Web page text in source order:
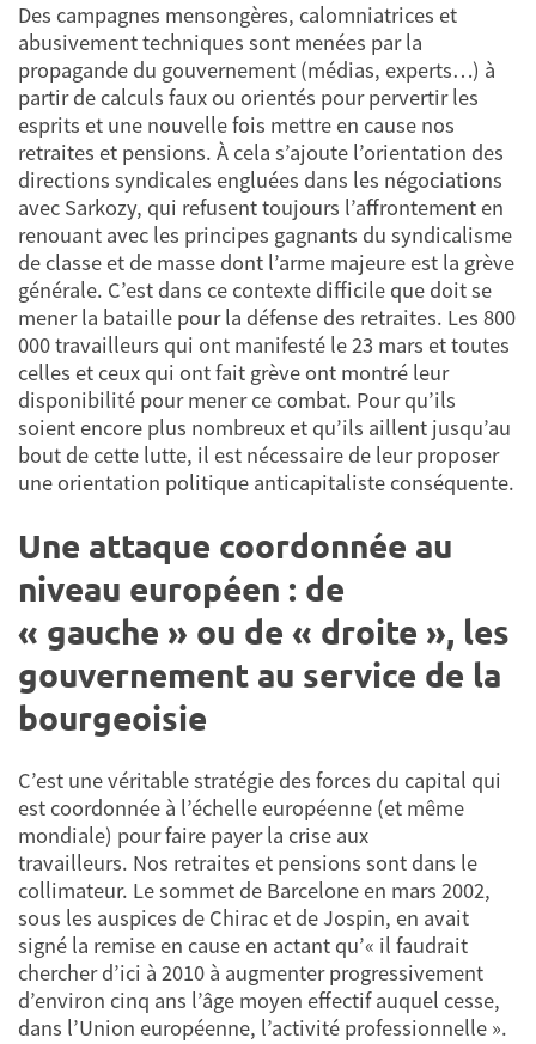
Des campagnes mensongères, calomniatrices et
abusivement techniques sont menées par la
propagande du gouvernement (médias, experts…) à
partir de calculs faux ou orientés pour pervertir les
esprits et une nouvelle fois mettre en cause nos
retraites et pensions. À cela s’ajoute l’orientation des
directions syndicales engluées dans les négociations
avec Sarkozy, qui refusent toujours l’affrontement en
renouant avec les principes gagnants du syndicalisme
de classe et de masse dont l’arme majeure est la grève
générale. C’est dans ce contexte difficile que doit se
mener la bataille pour la défense des retraites. Les 800
000 travailleurs qui ont manifesté le 23 mars et toutes
celles et ceux qui ont fait grève ont montré leur
disponibilité pour mener ce combat. Pour qu’ils
soient encore plus nombreux et qu’ils aillent jusqu’au
bout de cette lutte, il est nécessaire de leur proposer
une orientation politique anticapitaliste conséquente.
Une attaque coordonnée au
niveau européen : de
« gauche » ou de « droite », les
gouvernement au service de la
bourgeoisie
C’est une véritable stratégie des forces du capital qui
est coordonnée à l’échelle européenne (et même
mondiale) pour faire payer la crise aux
travailleurs. Nos retraites et pensions sont dans le
collimateur. Le sommet de Barcelone en mars 2002,
sous les auspices de Chirac et de Jospin, en avait
signé la remise en cause en actant qu’« il faudrait
chercher d’ici à 2010 à augmenter progressivement
d’environ cinq ans l’âge moyen effectif auquel cesse,
dans l’Union européenne, l’activité professionnelle ».